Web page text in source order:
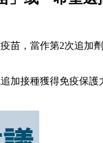
苗，當作第2次追
加接種獲得免疫保